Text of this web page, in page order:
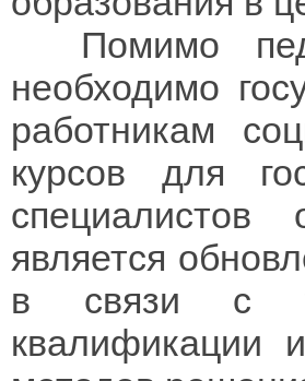
Помимо
необходимо
работникам
курсов для
специалистов
является
в связи с
квалификации